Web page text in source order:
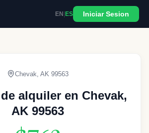
EN ES Iniciar Sesion
Chevak AK 99563
alquiler en Chevak,
AK 99563